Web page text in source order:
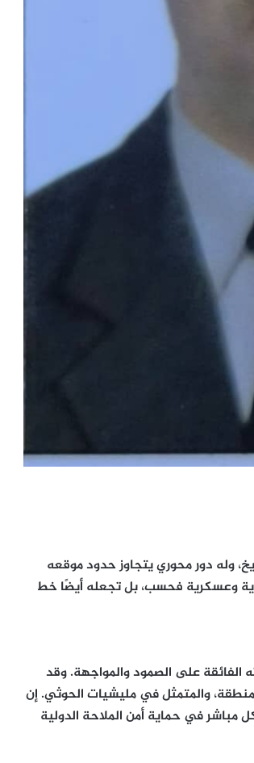
وله دور محوري يتجاوز حدود موقعه
وعسكرية فحسب، بل تجعله أيضًا خط
الفائقة على الصمود والمواجهة. وقد
والمتمثل في مليشيات الحوثي. إن
مباشر في حماية أمن الملاحة الدولية